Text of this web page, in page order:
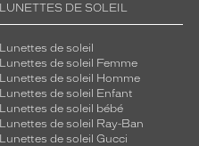
LUNETTES DE SOLEIL
Lunettes de soleil
Lunettes de soleil Femme
Lunettes de soleil Homme
Lunettes de soleil Enfant
Lunettes de soleil bébé
Lunettes de soleil Ray-Ban
Lunettes de soleil Gucci